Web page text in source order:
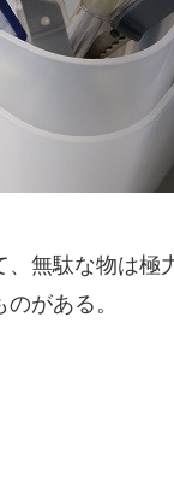
無駄な物は極
がある。